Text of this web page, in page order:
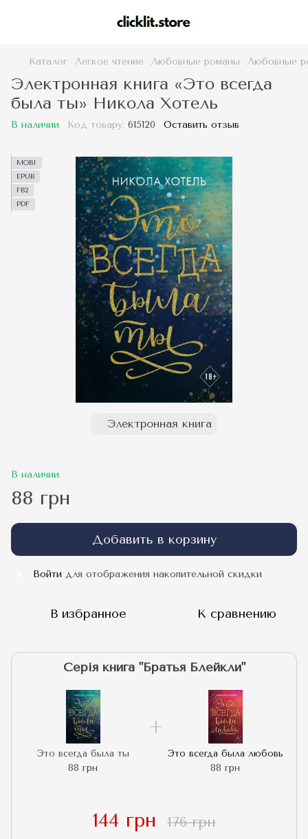
Каталог Легкое чтение Любовные романы Любовные
Электронная книга «Это всегда
была ты» Никола Хотель
В наличии Код товару: 615120 Оставить отзыв
MOBI
EPUB
FB2
PDF
Электронная книга
В наличии
88 грн
Добавить в корзину
Войти для отображения накопительной скидки
В избранное К сравнению
Серія книга "Братья Блейкли"
Это всегда была ты
88 грн
Это всегда была любовь
88 грн
144 грн 176 грн